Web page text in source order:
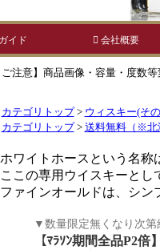
ご注意】商品画像・容量・度数
カテゴリトップ> ウィスキー(そ
カテゴリトップ> 送料無料（※北
ホワイトホースという名称
ここの専用ウイスキーとし
ファインオールドは、シン
▼数量限定無くなり次第
【ﾏﾗｿﾝ期間全品P2倍】